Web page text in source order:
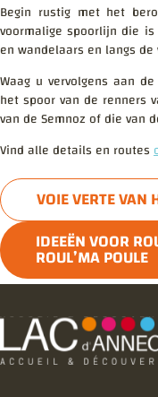
Begin rustig met het
voormalige spoorlijn die
en wandelaars en langs
Waag u vervolgens aan
het spoor van de renners
van de Semnoz of die van
Vind alle details en routes
VOIE VERTE VAN
IDEEËN VOOR
ROUL’MA POULE